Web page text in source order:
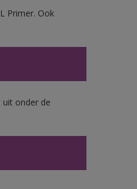
Primer. Ook
onder de